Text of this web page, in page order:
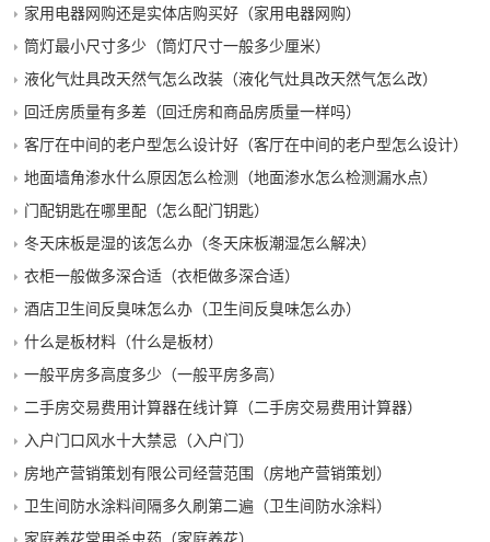
家用电器网购还是实体店购买好（家用电器网购）
筒灯最小尺寸多少（筒灯尺寸一般多少厘米）
液化气灶具改天然气怎么改装（液化气灶具改天然气怎么改）
回迁房质量有多差（回迁房和商品房质量一样吗）
客厅在中间的老户型怎么设计好（客厅在中间的老户型怎么设计）
地面墙角渗水什么原因怎么检测（地面渗水怎么检测漏水点）
门配钥匙在哪里配（怎么配门钥匙）
冬天床板是湿的该怎么办（冬天床板潮湿怎么解决）
衣柜一般做多深合适（衣柜做多深合适）
酒店卫生间反臭味怎么办（卫生间反臭味怎么办）
什么是板材料（什么是板材）
一般平房多高度多少（一般平房多高）
二手房交易费用计算器在线计算（二手房交易费用计算器）
入户门口风水十大禁忌（入户门）
房地产营销策划有限公司经营范围（房地产营销策划）
卫生间防水涂料间隔多久刷第二遍（卫生间防水涂料）